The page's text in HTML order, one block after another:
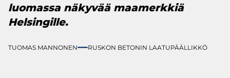
luomassa näkyvää maamerkkiä
Helsingille.
TUOMAS MANNONEN RUSKON BETONIN LAATUPÄÄLLIKKÖ